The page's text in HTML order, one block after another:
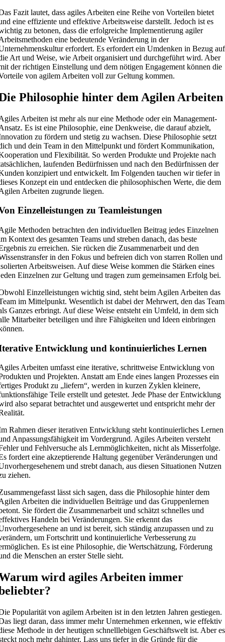
Fazit lautet, dass agiles Arbeiten eine Reihe von Vorteilen bietet
eine effiziente und effektive Arbeitsweise darstellt. Jedoch ist es
zu betonen, dass die erfolgreiche Implementierung agiler
eine bedeutende Veränderung in der
erfordert. Es erfordert ein Umdenken in Bezug auf
Art und Weise, wie Arbeit organisiert und durchgeführt wird. Aber
der richtigen Einstellung und dem nötigen Engagement können die
von agilem Arbeiten voll zur Geltung kommen.
Philosophie hinter dem Agilen Arbeiten
Arbeiten ist mehr als nur eine Methode oder ein Management-
Es ist eine Philosophie, eine Denkweise, die darauf abzielt,
zu fördern und stetig zu wachsen. Diese Philosophie setzt
und dein Team in den Mittelpunkt und fördert Kommunikation,
und Flexibilität. So werden Produkte und Projekte nach
laufenden Bedürfnissen und nach den Bedürfnissen der
konzipiert und entwickelt. Im Folgenden tauchen wir tiefer in
Konzept ein und entdecken die philosophischen Werte, die dem
Arbeiten zugrunde liegen.
Einzelleistungen zu Teamleistungen
Methoden betrachten den individuellen Beitrag jedes Einzelnen
Kontext des gesamten Teams und streben danach, das beste
zu erreichen. Sie rücken die Zusammenarbeit und den
in den Fokus und befreien dich von starren Rollen und
Arbeitsweisen. Auf diese Weise kommen die Stärken eines
Einzelnen zur Geltung und tragen zum gemeinsamen Erfolg bei.
Einzelleistungen wichtig sind, steht beim Agilen Arbeiten das
im Mittelpunkt. Wesentlich ist dabei der Mehrwert, den das Team
Ganzes erbringt. Auf diese Weise entsteht ein Umfeld, in dem sich
Mitarbeiter beteiligen und ihre Fähigkeiten und Ideen einbringen
Entwicklung und kontinuierliches Lernen
Arbeiten umfasst eine iterative, schrittweise Entwicklung von
und Projekten. Anstatt am Ende eines langen Prozesses ein
Produkt zu „liefern“, werden in kurzen Zyklen kleinere,
Teile erstellt und getestet. Jede Phase der Entwicklung
also separat betrachtet und ausgewertet und entspricht mehr der
Rahmen dieser iterativen Entwicklung steht kontinuierliches Lernen
Anpassungsfähigkeit im Vordergrund. Agiles Arbeiten versteht
und Fehlversuche als Lernmöglichkeiten, nicht als Misserfolge.
fordert eine akzeptierende Haltung gegenüber Veränderungen und
und strebt danach, aus diesen Situationen Nutzen
ziehen.
lässt sich sagen, dass die Philosophie hinter dem
Arbeiten die individuellen Beiträge und das Gruppenlernen
Sie fördert die Zusammenarbeit und schätzt schnelles und
Handeln bei Veränderungen. Sie erkennt das
an und ist bereit, sich ständig anzupassen und zu
um Fortschritt und kontinuierliche Verbesserung zu
Es ist eine Philosophie, die Wertschätzung, Förderung
die Menschen an erster Stelle sieht.
wird agiles Arbeiten immer
Popularität von agilem Arbeiten ist in den letzten Jahren gestiegen.
liegt daran, dass immer mehr Unternehmen erkennen, wie effektiv
Methode in der heutigen schnelllebigen Geschäftswelt ist. Aber es
noch mehr dahinter. Lass uns tiefer in die Gründe für die